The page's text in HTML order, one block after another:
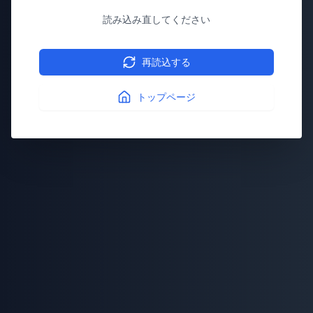
読み込み直してください
再読込する
トップページ